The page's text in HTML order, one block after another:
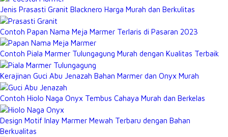
Jenis Prasasti Granit Blacknero Harga Murah dan Berkulitas
Contoh Papan Nama Meja Marmer Terlaris di Pasaran 2023
Contoh Piala Marmer Tulungagung Murah dengan Kualitas Terbaik
Kerajinan Guci Abu Jenazah Bahan Marmer dan Onyx Murah
Contoh Hiolo Naga Onyx Tembus Cahaya Murah dan Berkelas
Design Motif Inlay Marmer Mewah Terbaru dengan Bahan
Berkualitas